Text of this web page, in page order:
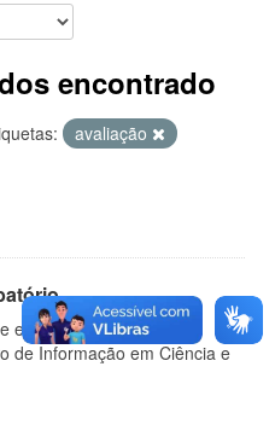
encontrado
avaliação
estágio probatório de
de Informação em Ciência e